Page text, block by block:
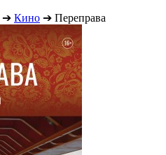
➔ Кино ➔ Переправа